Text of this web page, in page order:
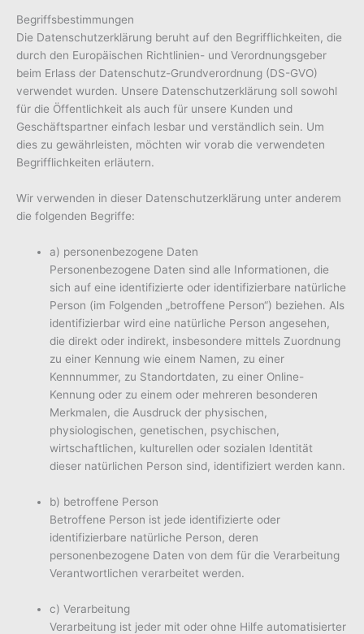
Begriffsbestimmungen
Die Datenschutzerklärung beruht auf den Begrifflichkeiten, die
durch den Europäischen Richtlinien- und Verordnungsgeber
beim Erlass der Datenschutz-Grundverordnung (DS-GVO)
verwendet wurden. Unsere Datenschutzerklärung soll sowohl
für die Öffentlichkeit als auch für unsere Kunden und
Geschäftspartner einfach lesbar und verständlich sein. Um
dies zu gewährleisten, möchten wir vorab die verwendeten
Begrifflichkeiten erläutern.
Wir verwenden in dieser Datenschutzerklärung unter anderem
die folgenden Begriffe:
a) personenbezogene Daten
Personenbezogene Daten sind alle Informationen, die
sich auf eine identifizierte oder identifizierbare natürliche
Person (im Folgenden „betroffene Person“) beziehen. Als
identifizierbar wird eine natürliche Person angesehen,
die direkt oder indirekt, insbesondere mittels Zuordnung
zu einer Kennung wie einem Namen, zu einer
Kennnummer, zu Standortdaten, zu einer Online-
Kennung oder zu einem oder mehreren besonderen
Merkmalen, die Ausdruck der physischen,
physiologischen, genetischen, psychischen,
wirtschaftlichen, kulturellen oder sozialen Identität
dieser natürlichen Person sind, identifiziert werden kann.
b) betroffene Person
Betroffene Person ist jede identifizierte oder
identifizierbare natürliche Person, deren
personenbezogene Daten von dem für die Verarbeitung
Verantwortlichen verarbeitet werden.
c) Verarbeitung
Verarbeitung ist jeder mit oder ohne Hilfe automatisierter